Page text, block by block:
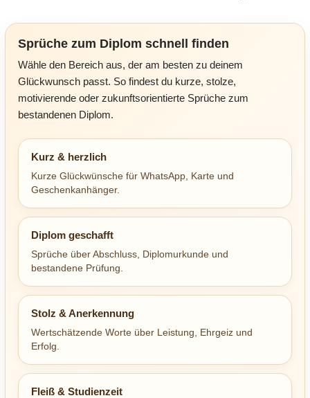
Sprüche zum Diplom schnell finden
Wähle den Bereich aus, der am besten zu deinem
Glückwunsch passt. So findest du kurze, stolze,
motivierende oder zukunftsorientierte Sprüche zum
bestandenen Diplom.
Kurz & herzlich
Kurze Glückwünsche für WhatsApp, Karte und
Geschenkanhänger.
Diplom geschafft
Sprüche über Abschluss, Diplomurkunde und
bestandene Prüfung.
Stolz & Anerkennung
Wertschätzende Worte über Leistung, Ehrgeiz und
Erfolg.
Fleiß & Studienzeit